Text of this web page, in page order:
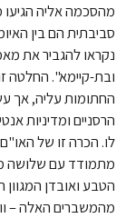
מהסכמה אליה הגיעו
סביבתית הם בין
נקראו להגביר את
החתומות עליה, אך
הרסניים ומדיניות
לו. הכרה זו של
מתמודד עם שלושה
הטבע ואובדן המגוון
מהמשברים האלה –